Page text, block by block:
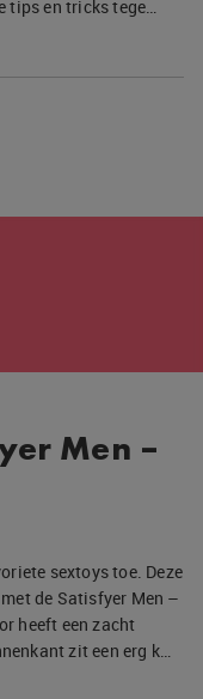
tips en tricks tege…
Men –
sextoys toe. Deze
de Satisfyer Men –
heeft een zacht
zit een erg k…